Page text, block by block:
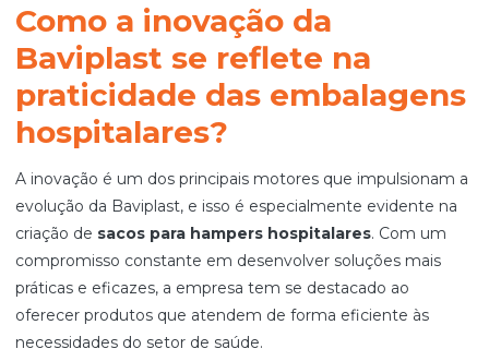
Como a inovação da
Baviplast se reflete na
praticidade das embalagens
hospitalares?
A inovação é um dos principais motores que impulsionam a
evolução da Baviplast, e isso é especialmente evidente na
criação de sacos para hampers hospitalares. Com um
compromisso constante em desenvolver soluções mais
práticas e eficazes, a empresa tem se destacado ao
oferecer produtos que atendem de forma eficiente às
necessidades do setor de saúde.